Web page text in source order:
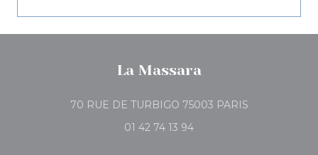
La Massara
70 RUE DE TURBIGO 75003 PARIS((ouvre une
01 42 74 13 94